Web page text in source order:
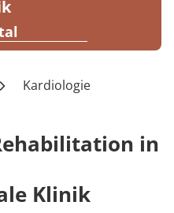
Kardiologie
in
Klinik